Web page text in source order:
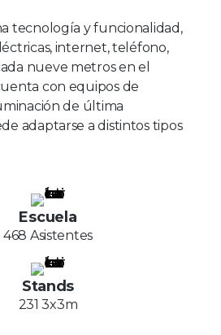
tecnología y funcionalidad,
internet, teléfono,
nueve metros en el
con equipos de
de última
adaptarse a distintos tipos
Escuela
468 Asistentes
Stands
231 3x3m